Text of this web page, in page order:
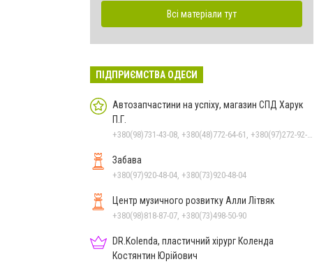
Всі матеріали тут
ПІДПРИЄМСТВА ОДЕСИ
Автозапчастини на успіху, магазин СПД Харук
П.Г.
Забава
+380(97)920-48-04, +380(73)920-48-04
Центр музичного розвитку Алли Літвяк
+380(98)818-87-07, +380(73)498-50-90
DR.Kolenda, пластичний хірург Коленда
Костянтин Юрійович